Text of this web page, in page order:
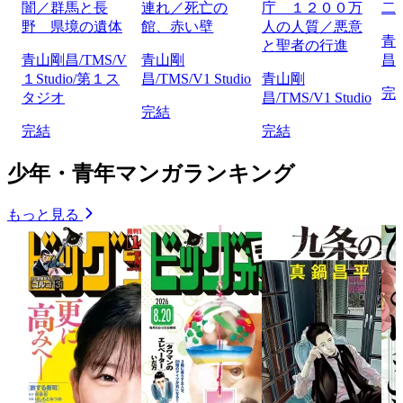
闇／群馬と長
野 県境の遺体
青山剛昌/TMS/V
１Studio/第１ス
タジオ
完結
連れ／死亡の
館、赤い壁
青山剛
昌/TMS/V1 Studio
完結
庁 １２００万
人の人質／悪意
と聖者の行進
青山剛
昌/TMS/V1 Studio
完結
二
青
昌
完
少年・青年マンガランキング
もっと見る